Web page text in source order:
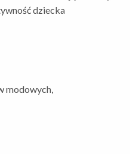
dziecka
modowych,